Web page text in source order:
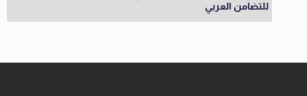
للتضامن العربي